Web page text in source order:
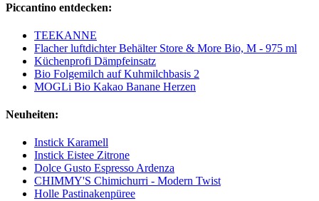
Piccantino entdecken:
TEEKANNE
Flacher luftdichter Behälter Store & More Bio, M - 975 ml
Küchenprofi Dämpfeinsatz
Bio Folgemilch auf Kuhmilchbasis 2
MOGLi Bio Kakao Banane Herzen
Neuheiten:
Instick Karamell
Instick Eistee Zitrone
Dolce Gusto Espresso Ardenza
CHIMMY'S Chimichurri - Modern Twist
Holle Pastinakenpüree